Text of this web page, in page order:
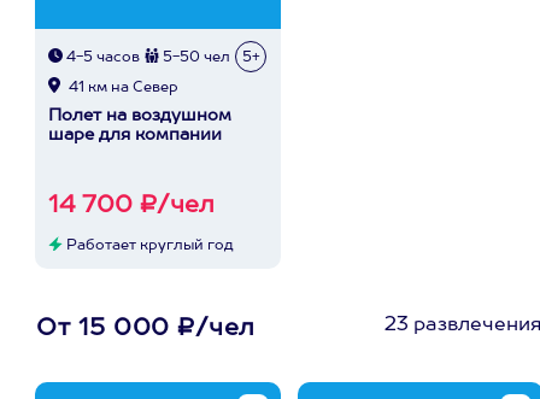
4-5 часов 5-50 чел 5+
41 км на Север
Полет на воздушном
шаре для компании
14 700 ₽/чел
Работает круглый год
От 15 000 ₽/чел 23